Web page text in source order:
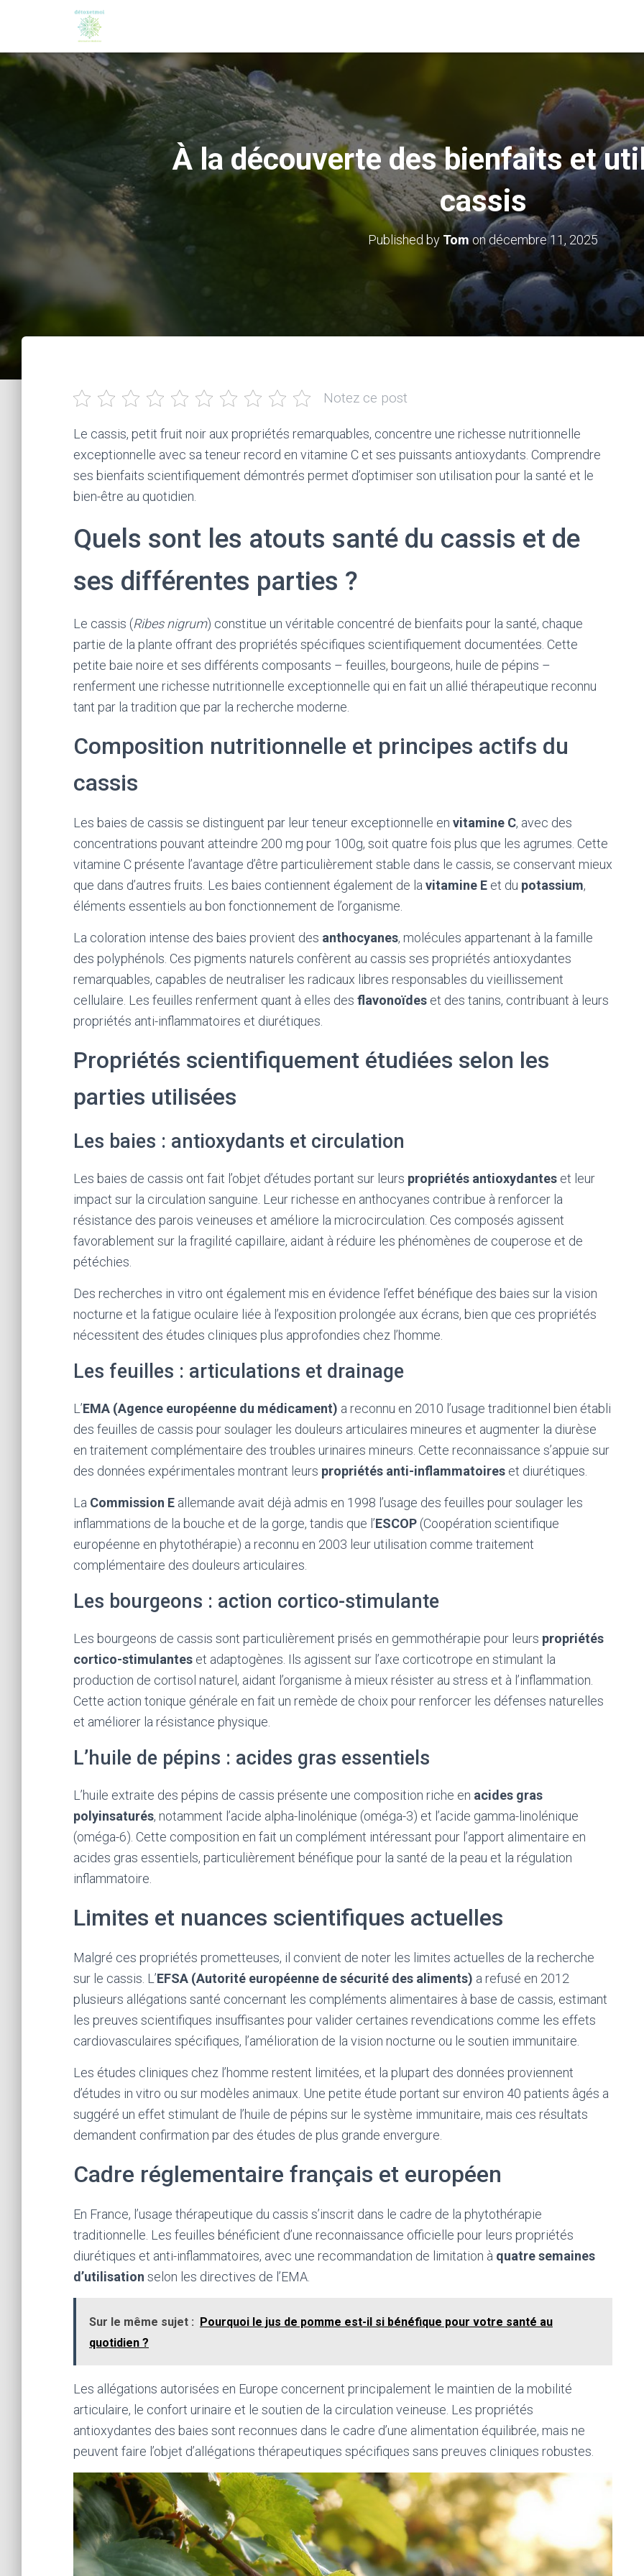
À la découverte des bienfaits et
cassis
Published by Tomondécembre 11, 2025
Notez ce post
Le cassis, petit fruit noir aux propriétés remarquables, concentre une richesse nutritionnelle
exceptionnelle avec sa teneur record en vitamine C et ses puissants antioxydants. Comprendre
ses bienfaits scientifiquement démontrés permet d’optimiser son utilisation pour la santé et le
bien-être au quotidien.
Quels sont les atouts santé du cassis et de
ses différentes parties ?
Le cassis (Ribes nigrum) constitue un véritable concentré de bienfaits pour la santé, chaque
partie de la plante offrant des propriétés spécifiques scientifiquement documentées. Cette
petite baie noire et ses différents composants – feuilles, bourgeons, huile de pépins –
renferment une richesse nutritionnelle exceptionnelle qui en fait un allié thérapeutique reconnu
tant par la tradition que par la recherche moderne.
Composition nutritionnelle et principes actifs du
cassis
Les baies de cassis se distinguent par leur teneur exceptionnelle en vitamine C, avec des
concentrations pouvant atteindre 200 mg pour 100g, soit quatre fois plus que les agrumes. Cette
vitamine C présente l’avantage d’être particulièrement stable dans le cassis, se conservant mieux
que dans d’autres fruits. Les baies contiennent également de la vitamine E et du potassium,
éléments essentiels au bon fonctionnement de l’organisme.
La coloration intense des baies provient des anthocyanes, molécules appartenant à la famille
des polyphénols. Ces pigments naturels confèrent au cassis ses propriétés antioxydantes
remarquables, capables de neutraliser les radicaux libres responsables du vieillissement
cellulaire. Les feuilles renferment quant à elles des flavonoïdes et des tanins, contribuant à leurs
propriétés anti-inflammatoires et diurétiques.
Propriétés scientifiquement étudiées selon les
parties utilisées
Les baies : antioxydants et circulation
Les baies de cassis ont fait l’objet d’études portant sur leurs propriétés antioxydantes et leur
impact sur la circulation sanguine. Leur richesse en anthocyanes contribue à renforcer la
résistance des parois veineuses et améliore la microcirculation. Ces composés agissent
favorablement sur la fragilité capillaire, aidant à réduire les phénomènes de couperose et de
pétéchies.
Des recherches in vitro ont également mis en évidence l’effet bénéfique des baies sur la vision
nocturne et la fatigue oculaire liée à l’exposition prolongée aux écrans, bien que ces propriétés
nécessitent des études cliniques plus approfondies chez l’homme.
Les feuilles : articulations et drainage
L’EMA (Agence européenne du médicament) a reconnu en 2010 l’usage traditionnel bien établi
des feuilles de cassis pour soulager les douleurs articulaires mineures et augmenter la diurèse
en traitement complémentaire des troubles urinaires mineurs. Cette reconnaissance s’appuie sur
des données expérimentales montrant leurs propriétés anti-inflammatoires et diurétiques.
La Commission E allemande avait déjà admis en 1998 l’usage des feuilles pour soulager les
inflammations de la bouche et de la gorge, tandis que l’ESCOP (Coopération scientifique
européenne en phytothérapie) a reconnu en 2003 leur utilisation comme traitement
complémentaire des douleurs articulaires.
Les bourgeons : action cortico-stimulante
Les bourgeons de cassis sont particulièrement prisés en gemmothérapie pour leurs propriétés
cortico-stimulantes et adaptogènes. Ils agissent sur l’axe corticotrope en stimulant la
production de cortisol naturel, aidant l’organisme à mieux résister au stress et à l’inflammation.
Cette action tonique générale en fait un remède de choix pour renforcer les défenses naturelles
et améliorer la résistance physique.
L’huile de pépins : acides gras essentiels
L’huile extraite des pépins de cassis présente une composition riche en acides gras
polyinsaturés, notamment l’acide alpha-linolénique (oméga-3) et l’acide gamma-linolénique
(oméga-6). Cette composition en fait un complément intéressant pour l’apport alimentaire en
acides gras essentiels, particulièrement bénéfique pour la santé de la peau et la régulation
inflammatoire.
Limites et nuances scientifiques actuelles
Malgré ces propriétés prometteuses, il convient de noter les limites actuelles de la recherche
sur le cassis. L’EFSA (Autorité européenne de sécurité des aliments) a refusé en 2012
plusieurs allégations santé concernant les compléments alimentaires à base de cassis, estimant
les preuves scientifiques insuffisantes pour valider certaines revendications comme les effets
cardiovasculaires spécifiques, l’amélioration de la vision nocturne ou le soutien immunitaire.
Les études cliniques chez l’homme restent limitées, et la plupart des données proviennent
d’études in vitro ou sur modèles animaux. Une petite étude portant sur environ 40 patients âgés a
suggéré un effet stimulant de l’huile de pépins sur le système immunitaire, mais ces résultats
demandent confirmation par des études de plus grande envergure.
Cadre réglementaire français et européen
En France, l’usage thérapeutique du cassis s’inscrit dans le cadre de la phytothérapie
traditionnelle. Les feuilles bénéficient d’une reconnaissance officielle pour leurs propriétés
diurétiques et anti-inflammatoires, avec une recommandation de limitation à quatre semaines
d’utilisation selon les directives de l’EMA.
Sur le même sujet : Pourquoi le jus de pomme est-il si bénéfique pour votre santé au
quotidien ?
Les allégations autorisées en Europe concernent principalement le maintien de la mobilité
articulaire, le confort urinaire et le soutien de la circulation veineuse. Les propriétés
antioxydantes des baies sont reconnues dans le cadre d’une alimentation équilibrée, mais ne
peuvent faire l’objet d’allégations thérapeutiques spécifiques sans preuves cliniques robustes.